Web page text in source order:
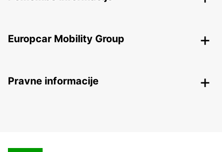
Europcar Mobility Group
Pravne informacije